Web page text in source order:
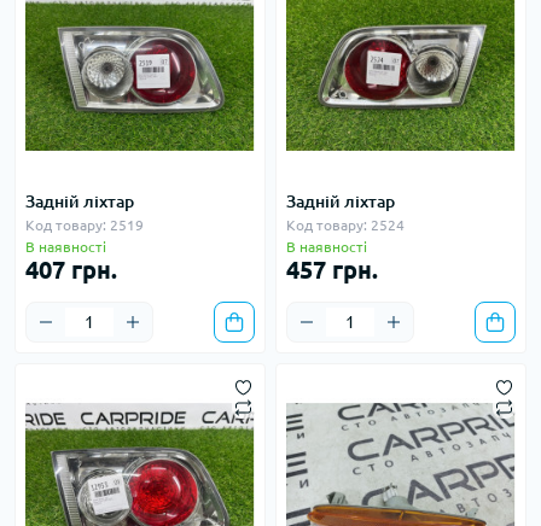
Задній ліхтар
Код товару: 2519
В наявності
407 грн.
Задній ліхтар
Код товару: 2524
В наявності
457 грн.